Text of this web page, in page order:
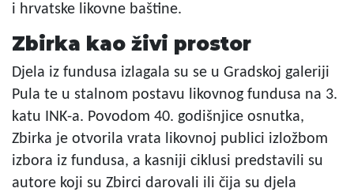
i hrvatske likovne baštine.
Zbirka kao živi prostor
Djela iz fundusa izlagala su se u Gradskoj galeriji
Pula te u stalnom postavu likovnog fundusa na 3.
katu INK-a. Povodom 40. godišnjice osnutka,
Zbirka je otvorila vrata likovnoj publici izložbom
izbora iz fundusa, a kasniji ciklusi predstavili su
autore koji su Zbirci darovali ili čija su djela